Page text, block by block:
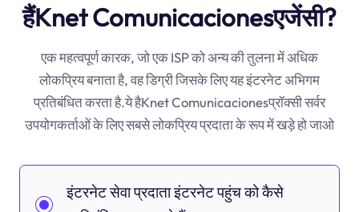
हैंKnet Comunicacionesएजेंसी?
एक महत्वपूर्ण कारक, जो एक ISP को अन्य की तुलना में अधिक
लोकप्रिय बनाता है, वह डिग्री जिसके लिए यह इंटरनेट अभिगम
प्रतिबंधित करता है.ये हैKnet Comunicacionesप्रॉक्सी सर्वर
उपयोगकर्ताओं के लिए सबसे लोकप्रिय प्रदाता के रूप में खड़े हो जाओ
इंटरनेट सेवा प्रदाता इंटरनेट पहुंच को कैसे